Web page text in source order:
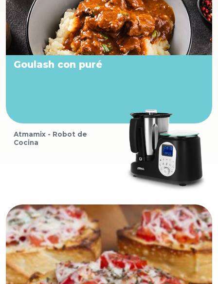
Goulash con puré
Atmamix - Robot de
Cocina